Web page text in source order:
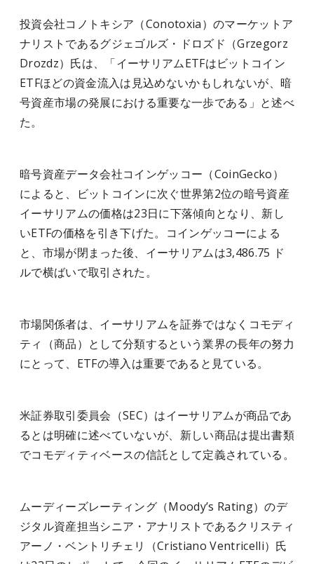
投資会社コノトキシア（Conotoxia）のマーケットア
ナリストであるグジェゴルズ・ドロズド（Grzegorz
Drozdz）氏は、「イーサリアムETFはビットコイン
ETFほどの資金流入は見込めないかもしれないが、暗
号資産市場の発展における重要な一歩である」と述べ
た。
暗号資産データ会社コインゲッコー（CoinGecko）
によると、ビットコインに次ぐ世界第2位の暗号資産
イーサリアムの価格は23日に下落傾向となり、新し
いETFの価格を引き下げた。コインゲッコーによる
と、市場が閉まった後、イーサリアムは3,486.75 ド
ルで横ばいで取引された。
市場関係者は、イーサリアムを証券ではなくコモディ
ティ（商品）として分類するという業界の長年の努力
にとって、ETFの導入は重要であると見ている。
米証券取引委員会（SEC）はイーサリアムが商品であ
るとは明確に述べていないが、新しい商品は提出書類
でコモディティベースの信託として定義されている。
ムーディーズレーティング（Moody’s Rating）のデ
ジタル資産担当シニア・アナリストであるクリスティ
アーノ・ベントリチェリ（Cristiano Ventricelli）氏